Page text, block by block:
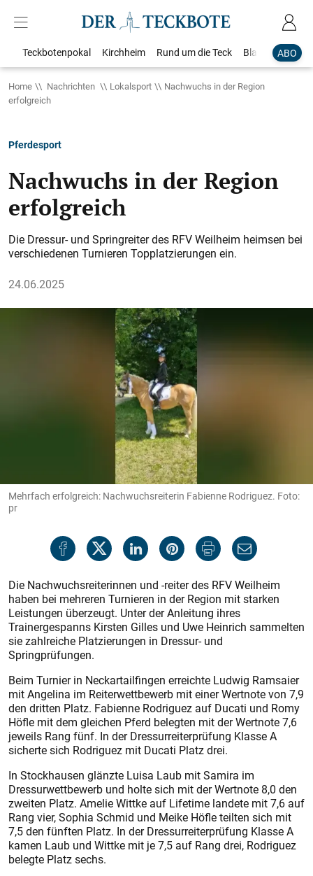
ABO
Teckbotenpokal Kirchheim Rund um die Teck Blaulicht
Home Nachrichten Lokalsport
Nachwuchs in der Region
erfolgreich
Pferdesport
Nachwuchs in der Region
erfolgreich
Die Dressur- und Springreiter des RFV Weilheim heimsen bei
verschiedenen Turnieren Topplatzierungen ein.
24.06.2025
Mehrfach erfolgreich: Nachwuchsreiterin Fabienne Rodriguez. Foto:
pr
Die Nachwuchsreiterinnen und -reiter des RFV Weilheim
haben bei mehreren Turnieren in der Region mit starken
Leistungen überzeugt. Unter der Anleitung ihres
Trainergespanns Kirsten Gilles und Uwe Heinrich sammelten
sie zahlreiche Platzierungen in Dressur- und
Springprüfungen.
Beim Turnier in Neckartailfingen erreichte Ludwig Ramsaier
mit Angelina im Reiterwettbewerb mit einer Wertnote von 7,9
den dritten Platz. Fabienne Rodriguez auf Ducati und Romy
Höfle mit dem gleichen Pferd belegten mit der Wertnote 7,6
jeweils Rang fünf. In der Dressurreiterprüfung Klasse A
sicherte sich Rodriguez mit Ducati Platz drei.
In Stockhausen glänzte Luisa Laub mit Samira im
Dressurwettbewerb und holte sich mit der Wertnote 8,0 den
zweiten Platz. Amelie Wittke auf Lifetime landete mit 7,6 auf
Rang vier, Sophia Schmid und Meike Höfle teilten sich mit
7,5 den fünften Platz. In der Dressurreiterprüfung Klasse A
kamen Laub und Wittke mit je 7,5 auf Rang drei, Rodriguez
belegte Platz sechs.